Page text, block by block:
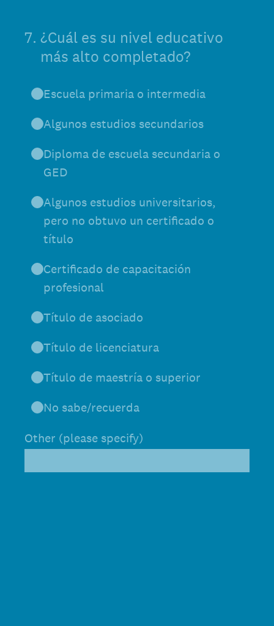
7. ¿Cuál es su nivel educativo
más alto completado?
Escuela primaria o intermedia
Algunos estudios secundarios
Diploma de escuela secundaria o
GED
Algunos estudios universitarios,
pero no obtuvo un certificado o
título
Certificado de capacitación
profesional
Título de asociado
Título de licenciatura
Título de maestría o superior
No sabe/recuerda
Other (please specify)